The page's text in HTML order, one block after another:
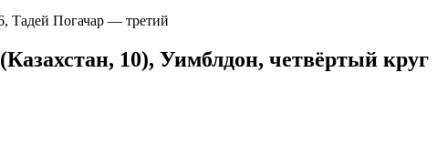
Тадей Погачар — третий
10), Уимблдон, четвёртый круг